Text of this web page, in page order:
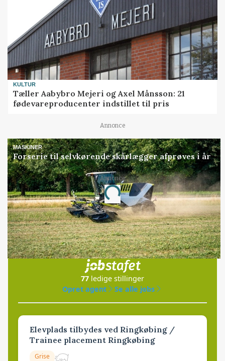
KULTUR
Tæller Aabybro Mejeri og Axel Månsson: 21
fødevareproducenter indstillet til pris
Annonce
MASKINER
Forserie til selvkørende skårlægger afprøves i år
Annonce
Loading...
Jobs
i samarbejde med
77 ledige stillinger
Opret agent
Se alle jobs
Elevplads tilbydes ved Ringkøbing /
Trainee placement Ringkøbing
Grise